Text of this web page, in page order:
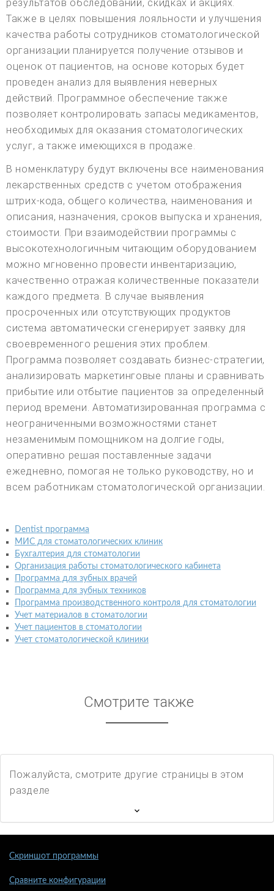
результатов обследований, скидках и акциях.
Также в целях повышения лояльности и улучшения
качества работы сотрудников стоматологической
организации планируется получение отзывов и
оценок от пациентов, на основе которых будет
проведен анализ для выявления неверных
действий. Программное обеспечение также
позволяет контролировать запасы медикаментов,
необходимых для оказания стоматологических
услуг, а также имеющихся в продаже.
В номенклатуру будут включены все наименования
лекарственных средств с учетом отображения
штрих-кода, общего количества, наименования и
описания, назначения, сроков выпуска и хранения,
стоимости. При взаимодействии программы с
высокотехнологичным читающим оборудованием
можно мгновенно провести инвентаризацию,
качественно отражая количественные показатели
каждого предмета. В случае выявления
просроченных или отсутствующих продуктов
система автоматически сгенерирует заявку для
своевременного решения этих проблем.
Программа позволяет создавать бизнес-стратегии,
анализировать маркетинговые планы и сравнивать
прибытие или отбытие пациентов за определенный
период времени. Автоматизированная программа с
неограниченными возможностями станет
незаменимым помощником на долгие годы,
оперативно решая поставленные задачи
ежедневно, помогая не только руководству, но и
всем работникам стоматологической организации.
Dentist программа
МИС для стоматологических клиник
Бухгалтерия для стоматологии
Организация работы стоматологического кабинета
Программа для зубных врачей
Программа для зубных техников
Программа производственного контроля для стоматологии
Учет материалов в стоматологии
Учет пациентов в стоматологии
Учет стоматологической клиники
Смотрите также
Пожалуйста, смотрите другие страницы в этом
разделе
Скриншот программы
Сравните конфигурации